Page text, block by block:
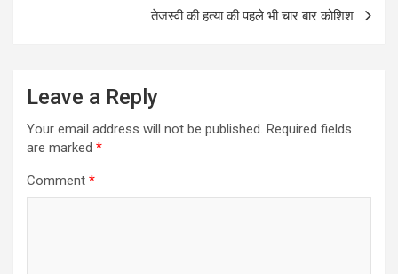
k
p
तेजस्वी की हत्या की पहले भी चार बार कोशिश
Leave a Reply
Your email address will not be published. Required fields
are marked *
Comment *